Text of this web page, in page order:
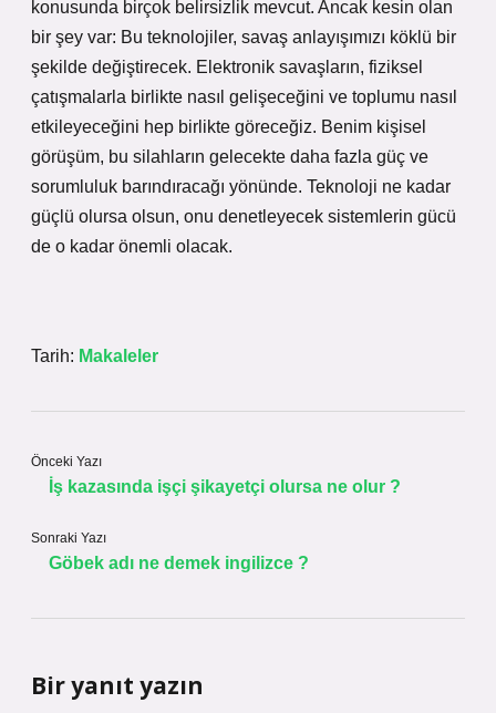
konusunda birçok belirsizlik mevcut. Ancak kesin olan
bir şey var: Bu teknolojiler, savaş anlayışımızı köklü bir
şekilde değiştirecek. Elektronik savaşların, fiziksel
çatışmalarla birlikte nasıl gelişeceğini ve toplumu nasıl
etkileyeceğini hep birlikte göreceğiz. Benim kişisel
görüşüm, bu silahların gelecekte daha fazla güç ve
sorumluluk barındıracağı yönünde. Teknoloji ne kadar
güçlü olursa olsun, onu denetleyecek sistemlerin gücü
de o kadar önemli olacak.
Tarih: Makaleler
Önceki Yazı
İş kazasında işçi şikayetçi olursa ne olur ?
Sonraki Yazı
Göbek adı ne demek ingilizce ?
Bir yanıt yazın